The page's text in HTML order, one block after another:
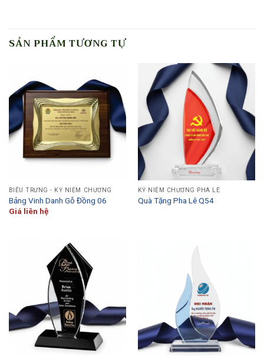
SẢN PHẨM TƯƠNG TỰ
BIỂU TRƯNG - KỶ NIỆM CHƯƠNG
Bảng Vinh Danh Gỗ Đồng 06
Giá liên hệ
KỶ NIỆM CHƯƠNG PHA LÊ
Quà Tặng Pha Lê Q54